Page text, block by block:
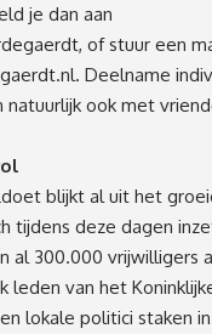
je dan aan
, of stuur een
. Deelname
natuurlijk ook met
blijkt al uit het
tijdens deze dagen
al 300.000 vrijwilligers
leden van het
lokale politici staken